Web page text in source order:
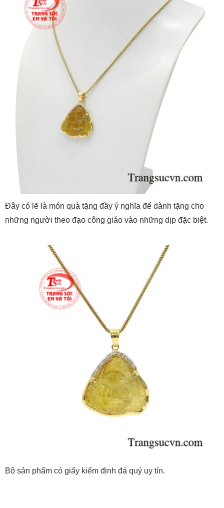
Đây có lẽ là món quà tặng đầy ý nghĩa để dành tặng cho
những người theo đạo công giáo vào những dịp đặc biệt.
Bộ sản phẩm có giấy kiểm định đá quý uy tín.